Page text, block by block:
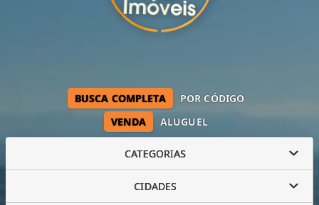
VENDA ALUGUEL
BUSCA COMPLETA POR CÓDIGO
CATEGORIAS
CIDADES